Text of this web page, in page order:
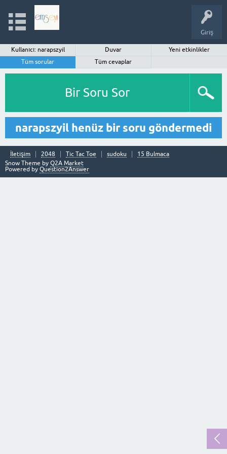
Giriş
Kullanıcı: narapszyil Duvar
Yeni etkinlikler
Tüm sorular
Tüm cevaplar
Bir Soru Sor
narapszyil henüz bir soru göndermedi
İletişim 2048 Tic Tac Toe sudoku
15 Bulmaca
Snow Theme by Q2A Market
Powered by Question2Answer